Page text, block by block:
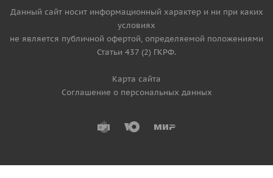
Данный сайт носит информационный характер и ни при каких
условиях
не является публичной офертой, определяемой положениями
Статьи 437 (2) ГКРФ.
Карта сайта
Соглашение о персональных данных